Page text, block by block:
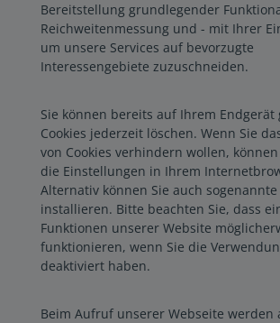
Bereitstellung grundlegender
Reichweitenmessung und - mit Ihrer
um unsere Services auf bevorzugte
Interessengebiete zuzuschneiden.
Sie können bereits auf Ihrem Endgerät
Cookies jederzeit löschen. Wenn Sie
von Cookies verhindern wollen,
die Einstellungen in Ihrem
Alternativ können Sie auch sogenannte
installieren. Bitte beachten Sie, dass
Funktionen unserer Website
funktionieren, wenn Sie die
deaktiviert haben.
Beim Aufruf unserer Webseite werden